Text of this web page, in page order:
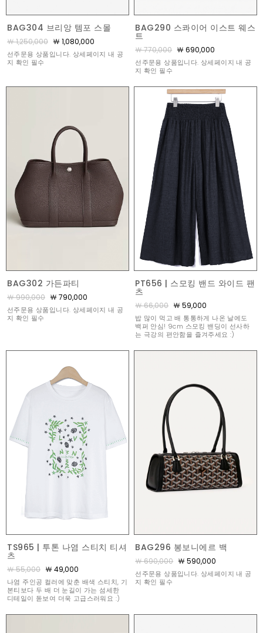
BAG304 브리앙 템포 스몰
￦ 1,250,000 ￦ 1,080,000
선주문용 상품입니다. 상세페이지 내 공
지 확인 필수
BAG290 스콰이어 이스트 웨스
트
￦ 770,000 ￦ 690,000
선주문용 상품입니다. 상세페이지 내 공
지 확인 필수
BAG302 가든파티
￦ 990,000 ￦ 790,000
선주문용 상품입니다. 상세페이지 내 공
지 확인 필수
PT656 | 스모킹 밴드 와이드 팬
츠
￦ 66,000 ￦ 59,000
밥 많이 먹고 배 통통하게 나온 날에도
백퍼 안심! 9cm 스모킹 밴딩이 선사하
는 극강의 편안함을 즐겨주세요 :)
TS965 | 투톤 나염 스티치 티셔
츠
￦ 55,000 ￦ 49,000
나염 주인공 컬러에 맞춘 배색 스티치, 기
본티보다 두 배 더 눈길이 가는 섬세한
디테일이 돋보여 더욱 고급스러워요 :)
BAG296 봉보니에르 백
￦ 690,000 ￦ 590,000
선주문용 상품입니다. 상세페이지 내 공
지 확인 필수